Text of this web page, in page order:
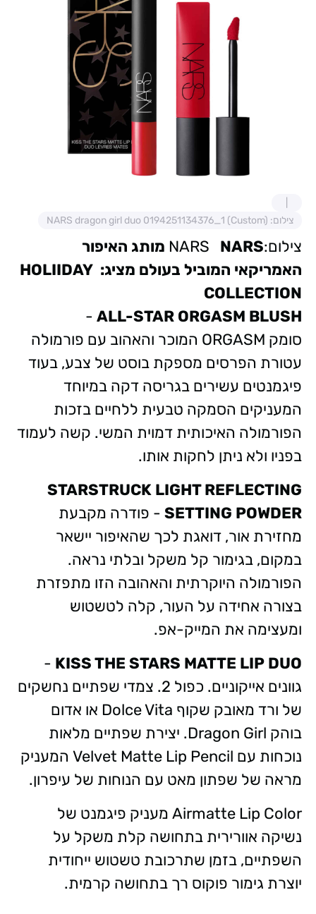
צילום: NARS dragon girl duo 0194251134376_1 (Custom)
צילום:NARS
NARS מותג האיפור
האמריקאי המוביל בעולם מציג: HOLIIDAY
COLLECTION
ALL-STAR ORGASM BLUSH
-
סומק ORGASM המוכר והאהוב עם פורמולה
עטורת הפרסים מספקת בוסט של צבע, בעוד
פיגמנטים עשירים בגריסה דקה במיוחד
המעניקים הסמקה טבעית ללחיים בזכות
הפורמולה האיכותית דמוית המשי. קשה לעמוד
בפניו ולא ניתן לחקות אותו.
STARSTRUCK LIGHT REFLECTING
SETTING POWDER - פודרה מקבעת
מחזירת אור, דואגת לכך שהאיפור יישאר
במקום, בגימור קל משקל ובלתי נראה.
הפורמולה היוקרתית והאהובה הזו מתפזרת
בצורה אחידה על העור, קלה לטשטוש
ומעצימה את המייק-אפ.
KISS THE STARS MATTE LIP DUO
-
גוונים אייקוניים. כפול 2. צמדי שפתיים נחשקים
של ורד מאובק שקוף Dolce Vita או אדום
בוהק Dragon Girl. יצירת שפתיים מלאות
נוכחות עם Velvet Matte Lip Pencil המעניק
מראה של שפתון מאט עם הנוחות של עיפרון.
Airmatte Lip Color מעניק פיגמנט של
נשיקה אוורירית בתחושה קלת משקל על
השפתיים, בזמן שתרכובת טשטוש ייחודית
יוצרת גימור פוקוס רך בתחושה קרמית.